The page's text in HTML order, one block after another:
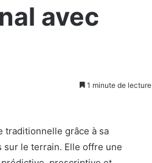
avec
1 minute de lecture
traditionnelle grâce à sa
le terrain. Elle offre une